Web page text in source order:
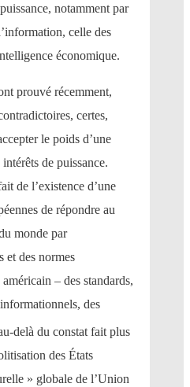
notamment par
celle des
économique.
prouvé récemment,
certes,
le poids d’une
de puissance.
de l’existence d’une
de répondre au
monde par
et des normes
– des standards,
des
delà du constat fait plus
des États
» globale de l’Union